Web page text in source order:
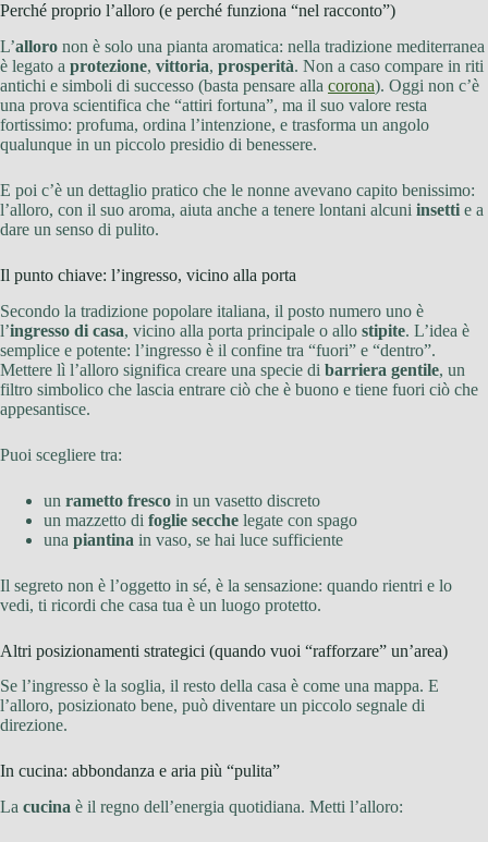
Perché proprio l’alloro (e perché funziona “nel racconto”)
L’alloro non è solo una pianta aromatica: nella tradizione mediterranea
è legato a protezione, vittoria, prosperità. Non a caso compare in riti
antichi e simboli di successo (basta pensare alla corona). Oggi non c’è
una prova scientifica che “attiri fortuna”, ma il suo valore resta
fortissimo: profuma, ordina l’intenzione, e trasforma un angolo
qualunque in un piccolo presidio di benessere.
E poi c’è un dettaglio pratico che le nonne avevano capito benissimo:
l’alloro, con il suo aroma, aiuta anche a tenere lontani alcuni insetti e a
dare un senso di pulito.
Il punto chiave: l’ingresso, vicino alla porta
Secondo la tradizione popolare italiana, il posto numero uno è
l’ingresso di casa, vicino alla porta principale o allo stipite. L’idea è
semplice e potente: l’ingresso è il confine tra “fuori” e “dentro”.
Mettere lì l’alloro significa creare una specie di barriera gentile, un
filtro simbolico che lascia entrare ciò che è buono e tiene fuori ciò che
appesantisce.
Puoi scegliere tra:
un rametto fresco in un vasetto discreto
un mazzetto di foglie secche legate con spago
una piantina in vaso, se hai luce sufficiente
Il segreto non è l’oggetto in sé, è la sensazione: quando rientri e lo
vedi, ti ricordi che casa tua è un luogo protetto.
Altri posizionamenti strategici (quando vuoi “rafforzare” un’area)
Se l’ingresso è la soglia, il resto della casa è come una mappa. E
l’alloro, posizionato bene, può diventare un piccolo segnale di
direzione.
In cucina: abbondanza e aria più “pulita”
La cucina è il regno dell’energia quotidiana. Metti l’alloro: